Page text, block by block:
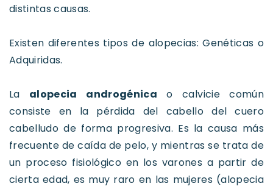
distintas causas.
Existen diferentes tipos de alopecias: Genéticas o
Adquiridas.
La alopecia androgénica o calvicie común
consiste en la pérdida del cabello del cuero
cabelludo de forma progresiva. Es la causa más
frecuente de caída de pelo, y mientras se trata de
un proceso fisiológico en los varones a partir de
cierta edad, es muy raro en las mujeres (alopecia